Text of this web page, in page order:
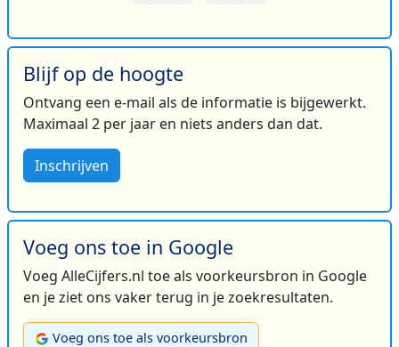
Blijf op de hoogte
Ontvang een e-mail als de informatie is bijgewerkt.
Maximaal 2 per jaar en niets anders dan dat.
Inschrijven
Voeg ons toe in Google
Voeg AlleCijfers.nl toe als voorkeursbron in Google
en je ziet ons vaker terug in je zoekresultaten.
Voeg ons toe als voorkeursbron